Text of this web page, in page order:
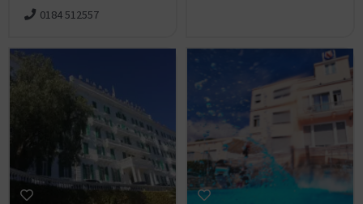
0184 512557